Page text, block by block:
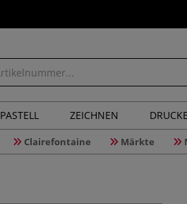
PASTELL ZEICHNEN
Clairefontaine Märkte